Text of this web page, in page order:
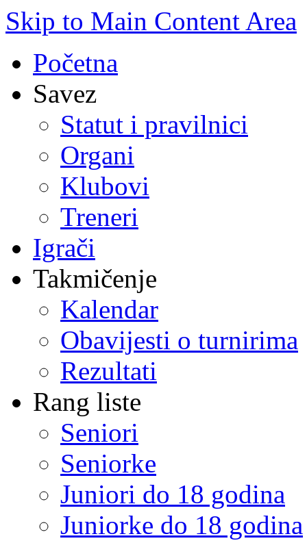
Skip to Main Content Area
Početna
Savez
Statut i pravilnici
Organi
Klubovi
Treneri
Igrači
Takmičenje
Kalendar
Obavijesti o turnirima
Rezultati
Rang liste
Seniori
Seniorke
Juniori do 18 godina
Juniorke do 18 godina